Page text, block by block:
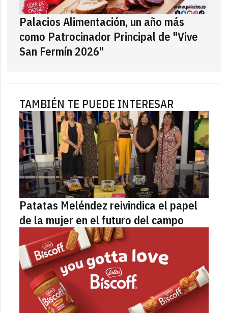
Palacios Alimentación, un año más
como Patrocinador Principal de "Vive
San Fermín 2026"
TAMBIÉN TE PUEDE INTERESAR
Patatas Meléndez reivindica el papel
de la mujer en el futuro del campo